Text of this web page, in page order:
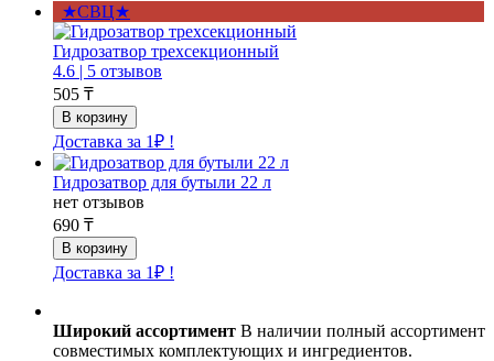
★СВЦ★
Гидрозатвор трехсекционный
4.6 | 5 отзывов
505 ₸
Доставка за 1₽ !
Гидрозатвор для бутыли 22 л
нет отзывов
690 ₸
Доставка за 1₽ !
Широкий ассортимент В наличии полный ассортимент
совместимых комплектующих и ингредиентов.